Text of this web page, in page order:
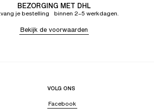
BEZORGING MET DHL
je bestelling binnen 2–5 werkdagen.
Bekijk de voorwaarden
VOLG ONS
Facebook